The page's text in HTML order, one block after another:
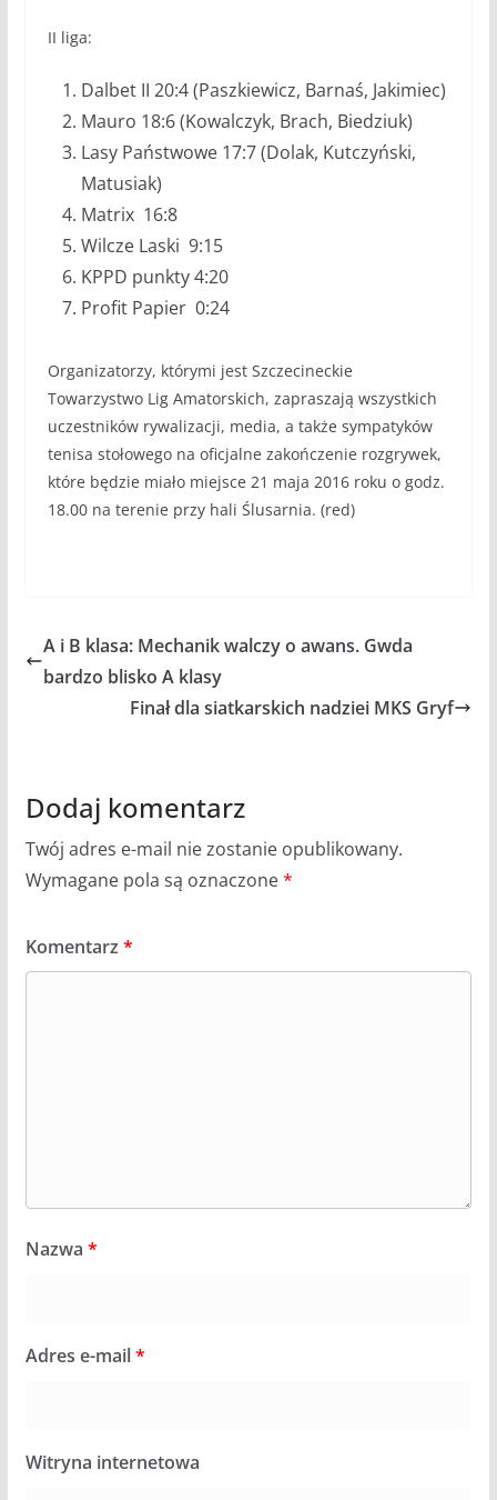
II liga:
Dalbet II 20:4 (Paszkiewicz, Barnaś, Jakimiec)
Mauro 18:6 (Kowalczyk, Brach, Biedziuk)
Lasy Państwowe 17:7 (Dolak, Kutczyński,
Matusiak)
Matrix 16:8
Wilcze Laski 9:15
KPPD punkty 4:20
Profit Papier 0:24
Organizatorzy, którymi jest Szczecineckie
Towarzystwo Lig Amatorskich, zapraszają wszystkich
uczestników rywalizacji, media, a także sympatyków
tenisa stołowego na oficjalne zakończenie rozgrywek,
które będzie miało miejsce 21 maja 2016 roku o godz.
18.00 na terenie przy hali Ślusarnia. (red)
A i B klasa: Mechanik walczy o awans. Gwda
bardzo blisko A klasy
Finał dla siatkarskich nadziei MKS Gryf
Dodaj komentarz
Twój adres e-mail nie zostanie opublikowany.
Wymagane pola są oznaczone*
Komentarz *
Nazwa *
Adres e-mail*
Witryna internetowa